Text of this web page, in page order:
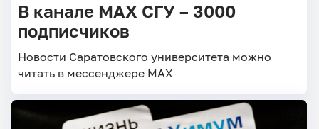
В канале MAX СГУ – 3000
подписчиков
Новости Саратовского университета можно
читать в мессенджере MAX